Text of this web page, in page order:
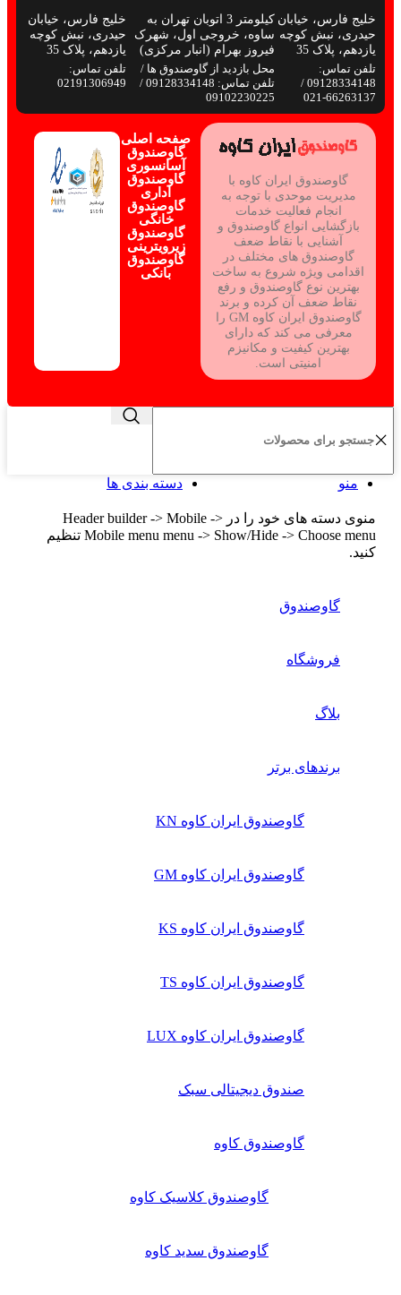
خلیج فارس، خیابان
حیدری، نبش کوچه
یازدهم، پلاک 35
تلفن تماس:
09128334148 /
66263137-021
کیلومتر 3 اتوبان تهران به
ساوه، خروجی اول، شهرک
فیروز بهرام (انبار مرکزی)
محل بازدید از گاوصندوق ها /
تلفن تماس: 09128334148 /
09102230225
خلیج فارس، خیابان
حیدری، نبش کوچه
یازدهم، پلاک 35
تلفن تماس:
02191306949
گاوصندوق ایران کاوه با
مدیریت موحدی با توجه به
انجام فعالیت خدمات
بازگشایی انواع گاوصندوق و
آشنایی با نقاط ضعف
گاوصندوق های مختلف در
اقدامی ویژه شروع به ساخت
بهترین نوع گاوصندوق و رفع
نقاط ضعف آن کرده و برند
گاوصندوق ایران کاوه GM را
معرفی می کند که دارای
بهترین کیفیت و مکانیزم
امنیتی است.
صفحه اصلی
گاوصندوق
آسانسوری
گاوصندوق
اداری
گاوصندوق
خانگی
گاوصندوق
زیرویترینی
گاوصندوق
بانکی
منو دسته بندی ها
منوی دسته های خود را در Header builder -> Mobile ->
Mobile menu menu -> Show/Hide -> Choose menu تنظیم
کنید.
گاوصندوق
فروشگاه
بلاگ
برندهای برتر
گاوصندوق ایران کاوه KN
گاوصندوق ایران کاوه GM
گاوصندوق ایران کاوه KS
گاوصندوق ایران کاوه TS
گاوصندوق ایران کاوه LUX
صندوق دیجیتالی سبک
گاوصندوق کاوه
گاوصندوق کلاسیک کاوه
گاوصندوق سدید کاوه